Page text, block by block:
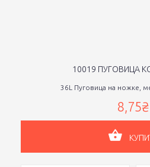
10019 ПУГОВИЦА
36L Пуговица на ножке,
8,75₴